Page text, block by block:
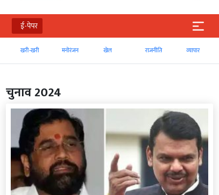
ई-पेपर
खरी-खरी मनोरंजन राजनीति व्‍यापार
चुनाव 2024